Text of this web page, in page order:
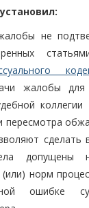
установил:
не
жалобы для
коллегии
пересмотра
допущены
норм
ошибке